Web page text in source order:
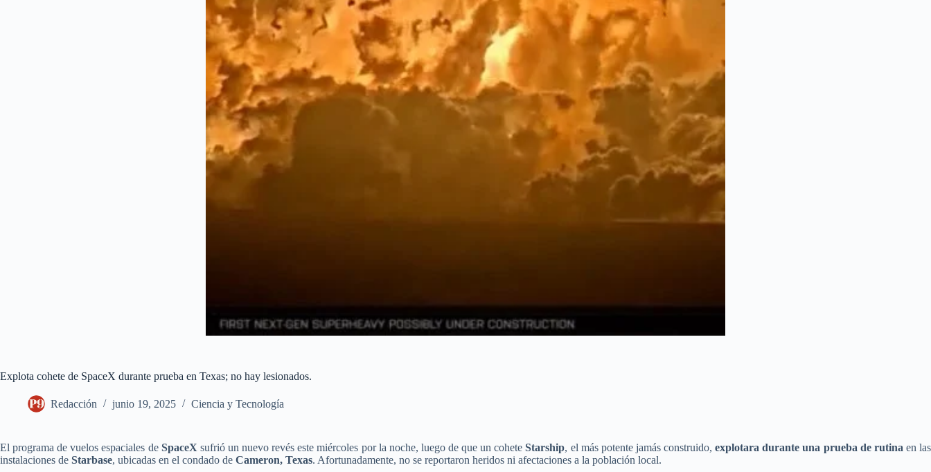
Explota cohete de SpaceX durante prueba en Texas; no hay lesionados.
Redacción junio 19, 2025 Ciencia y Tecnología
El programa de vuelos espaciales de SpaceX sufrió un nuevo revés este miércoles por la noche, luego de que un coheteStarship, el más potente jamás construido,explotara durante una prueba de rutina en las
instalaciones de Starbase, ubicadas en el condado de Cameron, Texas. Afortunadamente, no se reportaron heridos ni afectaciones a la población local.